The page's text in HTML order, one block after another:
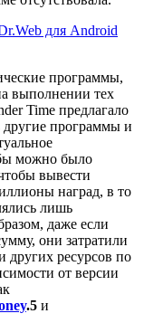
программы,
выполнении тех
Time предлагало
другие программы и
можно было
вывести
наград, в то
лишь
даже если
они затратили
других ресурсов по
от версии
.5 и